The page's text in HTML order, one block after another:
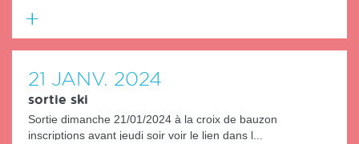
En
savoir
plus
21 JANV. 2024
sortie ski
Sortie dimanche 21/01/2024 à la croix de bauzon
inscriptions avant jeudi soir voir le lien dans l...